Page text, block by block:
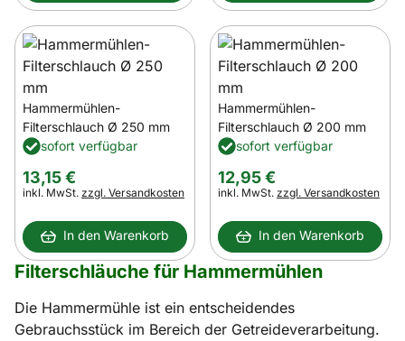
Hammermühlen-
Filterschlauch Ø 250 mm
sofort verfügbar
13,15€
Steuerhinweis:
inkl. MwSt. zzgl. Versandkosten
In den Warenkorb
Hammermühlen-
Filterschlauch Ø 200 mm
sofort verfügbar
12,95€
Steuerhinweis:
inkl. MwSt. zzgl. Versandkosten
In den Warenkorb
Filterschläuche für Hammermühlen
Die Hammermühle ist ein entscheidendes
Gebrauchsstück im Bereich der Getreideverarbeitung.